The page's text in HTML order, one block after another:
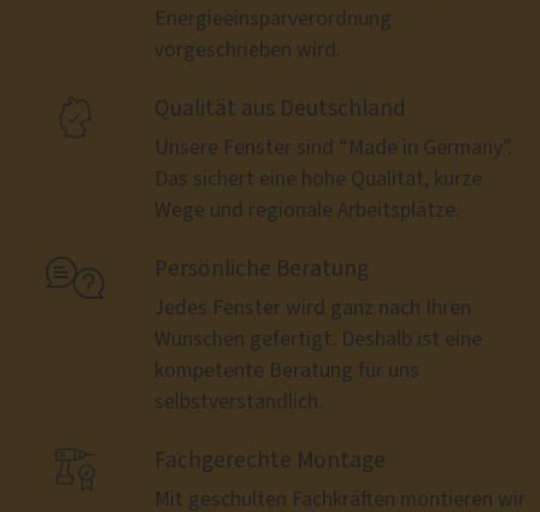
Energieeinsparverordnung
vorgeschrieben wird.
 Qualität aus Deutschland
Unsere Fenster sind “Made in Germany”.
Das sichert eine hohe Qualität, kurze
Wege und regionale Arbeitsplätze.
 Persönliche Beratung
Jedes Fenster wird ganz nach Ihren
Wünschen gefertigt. Deshalb ist eine
kompetente Beratung für uns
selbstverständlich.
 Fachgerechte Montage
Mit geschulten Fachkräften montieren wir